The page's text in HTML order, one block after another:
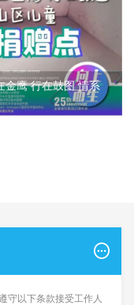
鹰 行在鼓图 情系
守以下条款接受工作人